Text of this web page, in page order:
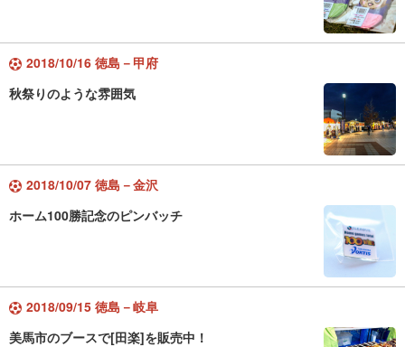
2018/10/16 徳島－甲府
秋祭りのような雰囲気
2018/10/07 徳島－金沢
ホーム100勝記念のピンバッチ
2018/09/15 徳島－岐阜
美馬市のブースで[田楽]を販売中！